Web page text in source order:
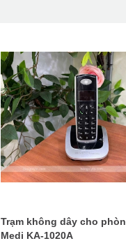
Trạm không dây cho
Medi KA-1020A